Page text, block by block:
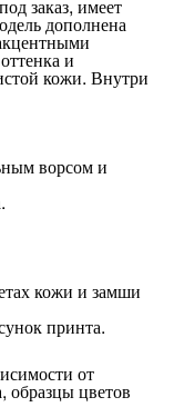
заказ, имеет
дополнена
и
кожи. Внутри
ворсом и
кожи и замши
принта.
от
образцы цветов